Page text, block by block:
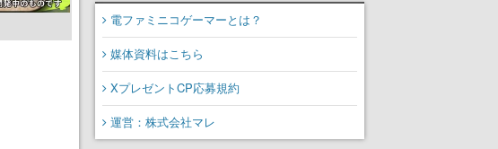
電ファミニコゲーマーとは？
媒体資料はこちら
XプレゼントCP応募規約
運営：株式会社マレ